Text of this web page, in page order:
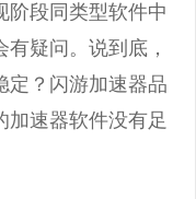
阶段同类型软件中
疑问。说到底，
定？闪游加速器品
加速器软件没有足